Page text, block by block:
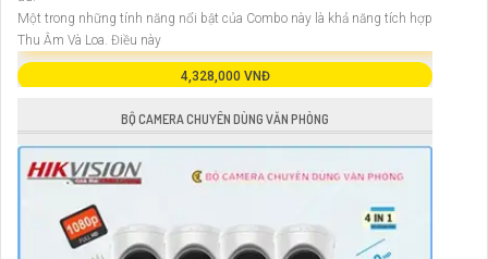
Một trong những tính năng nổi bật của Combo này là khả năng tích hợp
Thu Âm Và Loa. Điều này
4,328,000 VNĐ
BỘ CAMERA CHUYÊN DÙNG VĂN PHÒNG